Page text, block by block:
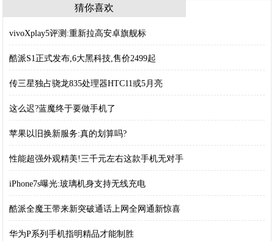
猜你喜欢
vivoXplay5评测:重新拉高安卓旗舰标
酷派S1正式发布,6大黑科技,售价2499起
传三星独占骁龙835处理器HTC11或5月亮
这么迟?蓝魔终于要做手机了
苹果以旧换新服务:真的划算吗?
性能超强外观精美!三千元左右这款手机无对手
iPhone7s曝光:玻璃机身支持无线充电
酷派全魔王带来新突破通话上网全网通新惊喜
华为P系列手机指明精品才能制胜